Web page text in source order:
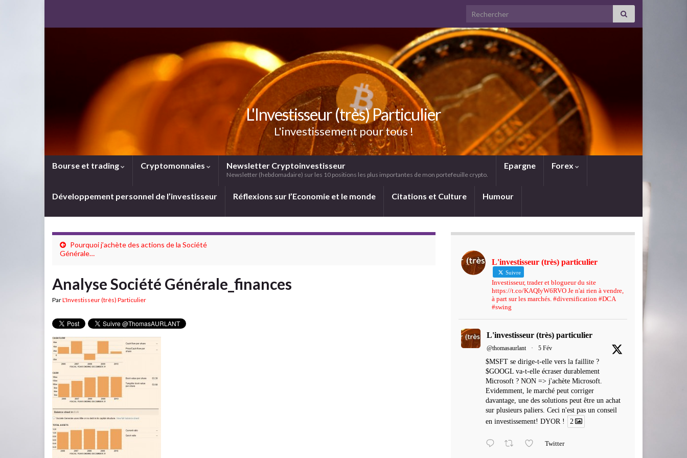
Search for:
L'Investisseur (très) Particulier
L'investissement pour tous !
Bourse et trading Cryptomonnaies Newsletter Cryptoinvestisseur
Newsletter (hebdomadaire) sur les 10 positions les plus importantes de mon portefeuille crypto.
Epargne Forex
Développement personnel de l’investisseur Réflexions sur l’Economie et le monde Citations et Culture Humour
Pourquoi j’achète des actions de la Société
Générale…
Analyse Société Générale_finances
ParL'Investisseur (très) Particulier
L'investisseur (très) particulier
Suivre
Investisseur, trader et blogueur du site
https://t.co/KAQIyW6RVO Je n'ai rien à vendre,
à part sur les marchés. #diversification #DCA
#swing
L'investisseur (très) particulier
@thomasaurlant · 5 Fév
$MSFT se dirige-t-elle vers la faillite ?
$GOOGL va-t-elle écraser durablement
Microsoft ? NON => j'achète Microsoft.
Evidemment, le marché peut corriger
davantage, une des solutions peut être un achat
sur plusieurs paliers. Ceci n'est pas un conseil
en investissement! DYOR !
2
Twitter